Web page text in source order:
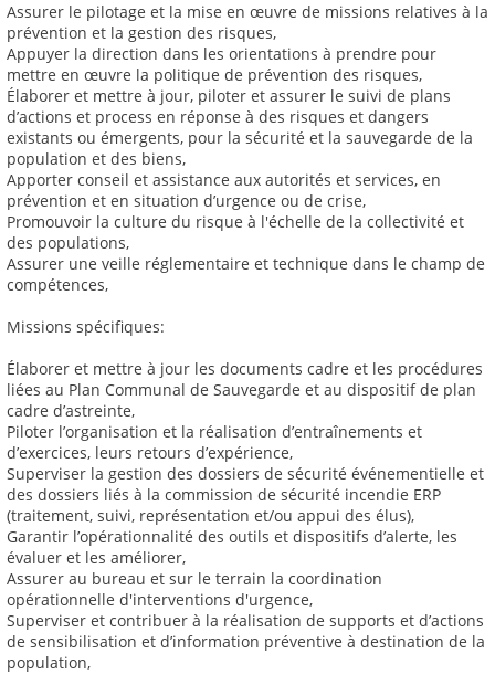
Assurer le pilotage et la mise en œuvre de missions relatives à la
prévention et la gestion des risques,
Appuyer la direction dans les orientations à prendre pour
mettre en œuvre la politique de prévention des risques,
Élaborer et mettre à jour, piloter et assurer le suivi de plans
d’actions et process en réponse à des risques et dangers
existants ou émergents, pour la sécurité et la sauvegarde de la
population et des biens,
Apporter conseil et assistance aux autorités et services, en
prévention et en situation d’urgence ou de crise,
Promouvoir la culture du risque à l'échelle de la collectivité et
des populations,
Assurer une veille réglementaire et technique dans le champ de
compétences,
Missions spécifiques:
Élaborer et mettre à jour les documents cadre et les procédures
liées au Plan Communal de Sauvegarde et au dispositif de plan
cadre d’astreinte,
Piloter l’organisation et la réalisation d’entraînements et
d’exercices, leurs retours d’expérience,
Superviser la gestion des dossiers de sécurité événementielle et
des dossiers liés à la commission de sécurité incendie ERP
(traitement, suivi, représentation et/ou appui des élus),
Garantir l’opérationnalité des outils et dispositifs d’alerte, les
évaluer et les améliorer,
Assurer au bureau et sur le terrain la coordination
opérationnelle d'interventions d'urgence,
Superviser et contribuer à la réalisation de supports et d’actions
de sensibilisation et d’information préventive à destination de la
population,